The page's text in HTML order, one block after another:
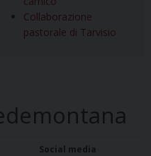
Collaborazione
pastorale di Tarvisio
Social media